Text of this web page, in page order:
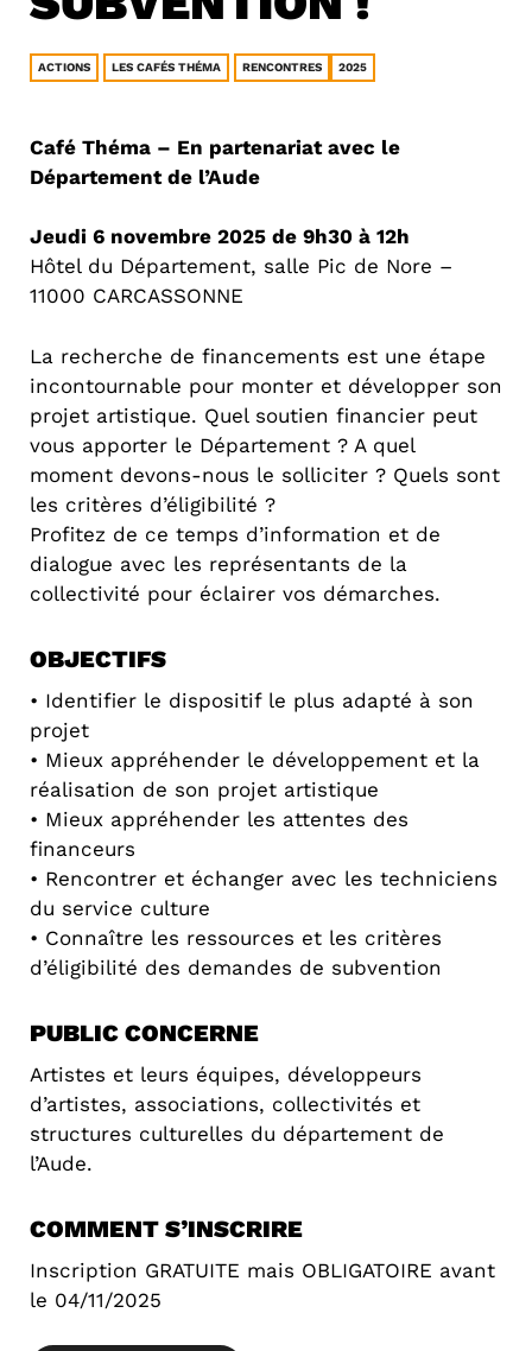
ACTIONS LES CAFÉS THÉMA RENCONTRES 2025
Café Théma – En partenariat avec le
Département de l’Aude
Jeudi 6 novembre 2025 de 9h30 à 12h
Hôtel du Département, salle Pic de Nore –
11000 CARCASSONNE
La recherche de financements est une étape
incontournable pour monter et développer son
projet artistique. Quel soutien financier peut
vous apporter le Département ? A quel
moment devons-nous le solliciter ? Quels sont
les critères d’éligibilité ?
Profitez de ce temps d’information et de
dialogue avec les représentants de la
collectivité pour éclairer vos démarches.
OBJECTIFS
• Identifier le dispositif le plus adapté à son
projet
• Mieux appréhender le développement et la
réalisation de son projet artistique
• Mieux appréhender les attentes des
financeurs
• Rencontrer et échanger avec les techniciens
du service culture
• Connaître les ressources et les critères
d’éligibilité des demandes de subvention
PUBLIC CONCERNE
Artistes et leurs équipes, développeurs
d’artistes, associations, collectivités et
structures culturelles du département de
l’Aude.
COMMENT S’INSCRIRE
Inscription GRATUITE mais OBLIGATOIRE avant
le 04/11/2025